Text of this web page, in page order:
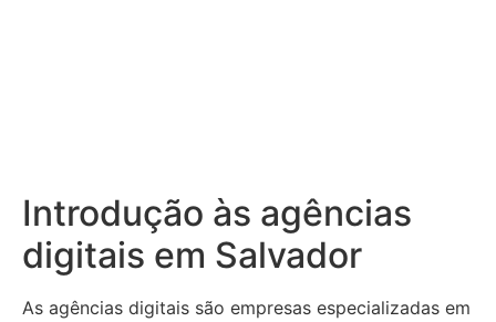
Introdução às agências
digitais em Salvador
As agências digitais são empresas especializadas em